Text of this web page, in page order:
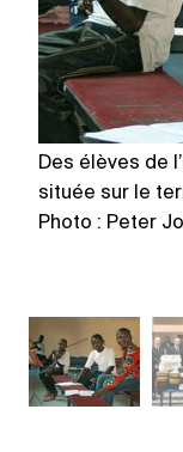
Des élèves de
située sur le
Photo : Peter